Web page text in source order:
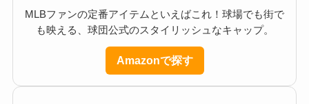
MLBファンの定番アイテムといえばこれ！球場でも街で
も映える、球団公式のスタイリッシュなキャップ。
Amazonで探す